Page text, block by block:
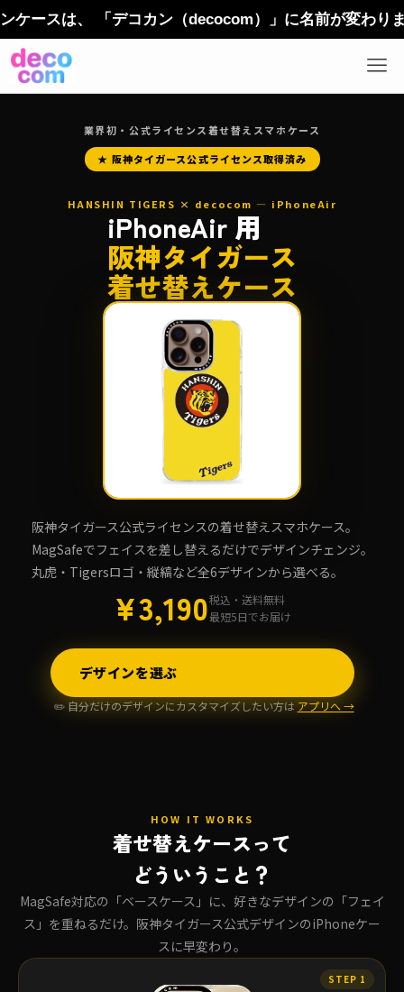
、 「デコカン（decocom）」に名前が変わりました。
業界初・公式ライセンス着せ替えスマホケース
★ 阪神タイガース公式ライセンス取得済み
HANSHIN TIGERS × decocom — iPhoneAir
iPhoneAir 用
阪神タイガース
着せ替えケース
阪神タイガース公式ライセンスの着せ替えスマホケース。
MagSafeでフェイスを差し替えるだけでデザインチェンジ。
丸虎・Tigersロゴ・縦縞など全6デザインから選べる。
¥3,190税込・送料無料
最短5日でお届け
デザインを選ぶ
✏️ 自分だけのデザインにカスタマイズしたい方はアプリへ →
HOW IT WORKS
着せ替えケースって
どういうこと？
MagSafe対応の「ベースケース」に、好きなデザインの「フェイ
ス」を重ねるだけ。阪神タイガース公式デザインのiPhoneケー
スに早変わり。